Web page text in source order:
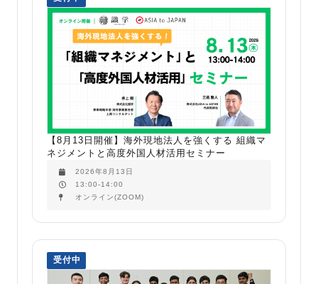
【8月13日開催】海外現地法人を強くする 組織マ
ネジメントと高度外国人材活用セミナー
2026年8月13日
13:00-14:00
オンライン(ZOOM)
受付中